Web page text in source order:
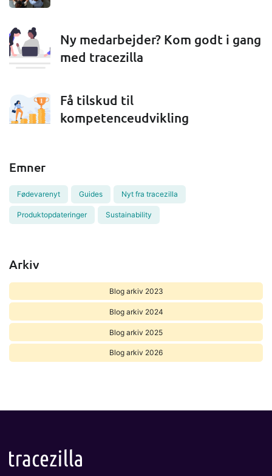
Ny medarbejder? Kom godt i gang
med tracezilla
Få tilskud til
kompetenceudvikling
Emner
Fødevarenyt Guides Nyt fra tracezilla
Produktopdateringer Sustainability
Arkiv
Blog arkiv 2023
Blog arkiv 2024
Blog arkiv 2025
Blog arkiv 2026